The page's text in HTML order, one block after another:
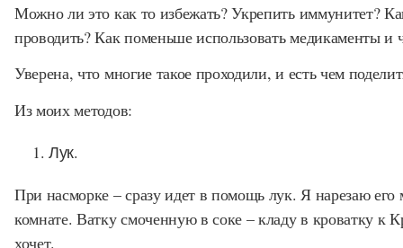
Можно ли это как то избежать? Укрепить иммунитет?
проводить? Как поменьше использовать медикаменты и
Уверена, что многие такое проходили, и есть чем
Из моих методов:
Лук.
При насморке – сразу идет в помощь лук. Я нарезаю
комнате. Ватку смоченную в соке – кладу в кроватку к
хочет.